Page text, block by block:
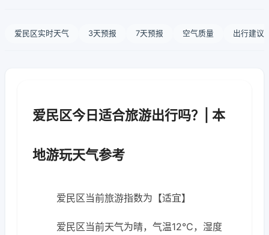
爱民区实时天气 3天预报 7天预报 空气质量 出行建议
爱民区今日适合旅游出行吗？| 本
地游玩天气参考
爱民区当前旅游指数为【适宜】
爱民区当前天气为晴，气温12℃，湿度